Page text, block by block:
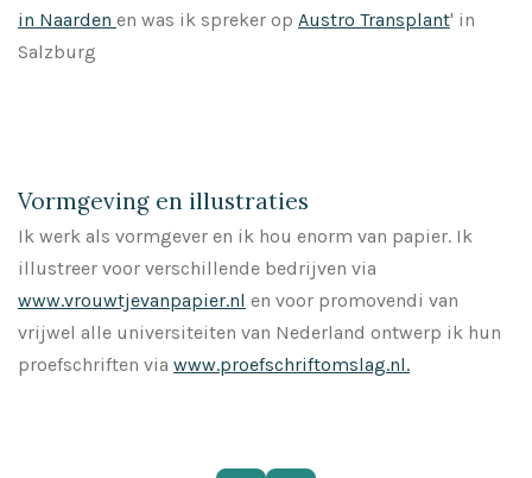
in Naarden en was ik spreker op Austro Transplant' in
Salzburg
Vormgeving en illustraties
Ik werk als vormgever en ik hou enorm van papier. Ik
illustreer voor verschillende bedrijven via
www.vrouwtjevanpapier.nl en voor promovendi van
vrijwel alle universiteiten van Nederland ontwerp ik hun
proefschriften via www.proefschriftomslag.nl.